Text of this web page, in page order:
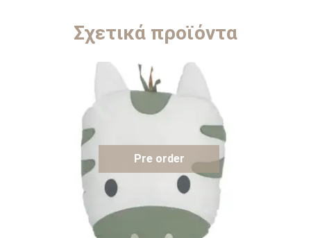
Σχετικά προϊόντα
Pre order